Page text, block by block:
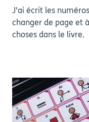
J'ai écrit les
changer de page et
choses dans le livre.